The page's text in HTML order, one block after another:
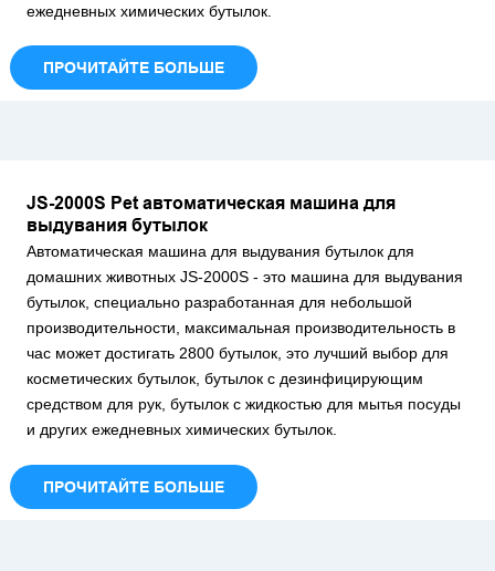
ежедневных химических бутылок.
ПРОЧИТАЙТЕ БОЛЬШЕ
JS-2000S Pet автоматическая машина для
выдувания бутылок
Автоматическая машина для выдувания бутылок для
домашних животных JS-2000S - это машина для выдувания
бутылок, специально разработанная для небольшой
производительности, максимальная производительность в
час может достигать 2800 бутылок, это лучший выбор для
косметических бутылок, бутылок с дезинфицирующим
средством для рук, бутылок с жидкостью для мытья посуды
и других ежедневных химических бутылок.
ПРОЧИТАЙТЕ БОЛЬШЕ